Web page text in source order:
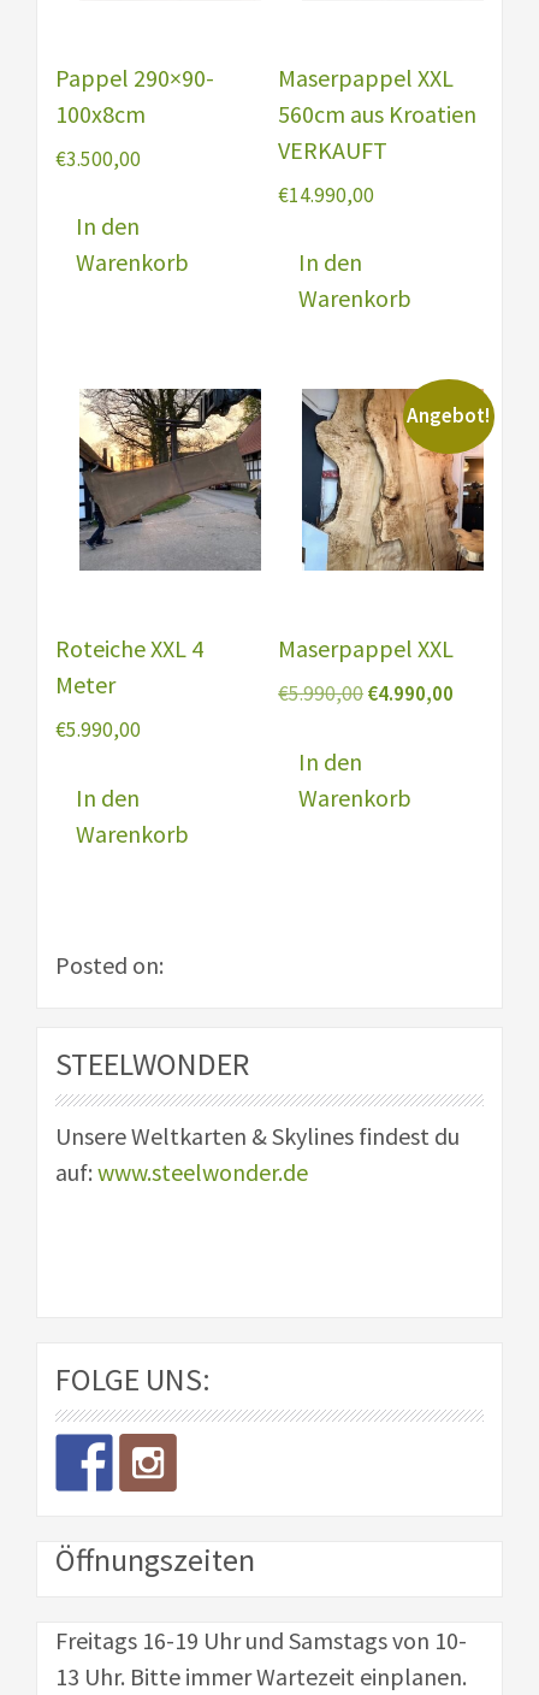
Pappel 290×90-
100x8cm
€3.500,00
In den
Warenkorb
Maserpappel XXL
560cm aus Kroatien
VERKAUFT
€14.990,00
In den
Warenkorb
Roteiche XXL 4
Meter
€5.990,00
In den
Warenkorb
Angebot!
Maserpappel XXL
€5.990,00Ursprünglicher
€4.990,00
In den
Warenkorb
Posted on:
STEELWONDER
Unsere Weltkarten & Skylines findest du
auf: www.steelwonder.de
FOLGE UNS:
Öffnungszeiten
Freitags 16-19 Uhr und Samstags von 10-
13 Uhr. Bitte immer Wartezeit einplanen.